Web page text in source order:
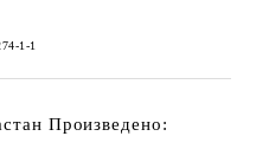
1-1
Произведено: